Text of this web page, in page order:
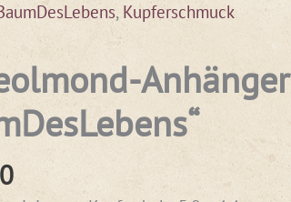
, Kupferschmuck
Anhänger